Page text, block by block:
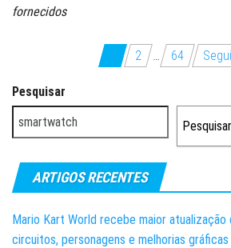
fornecidos
Paginação
dos
conteúdos
1 2 … 64
Pesquisar
Pesquisar
ARTIGOS RECENTES
Mario Kart World recebe maior atualização
circuitos, personagens e melhorias gráficas